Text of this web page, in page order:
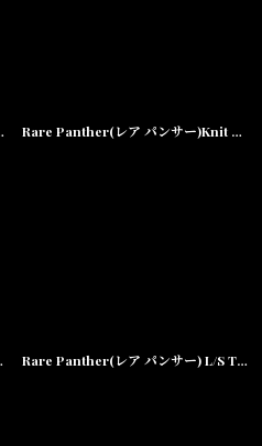
ジェット キャップ Rare Panther(レア パンサー)Knit Cap Black ニット キャップ
ネイビー Rare Panther(レア パンサー) L/S Tee 長袖 Tシャツ White ホワイト Logo ロゴ ロングスリーブ